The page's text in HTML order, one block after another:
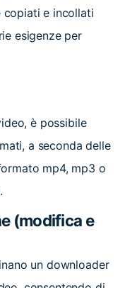
copiati e incollati
esigenze per
è possibile
a seconda delle
mp4, mp3 o
(modifica e
un downloader